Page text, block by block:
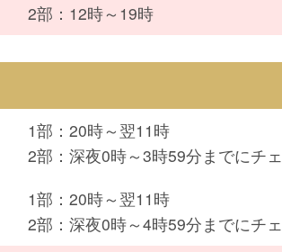
2部：12時～19時
1部：20時～翌11時
2部：深夜0時～3時59分までにチ
1部：20時～翌11時
2部：深夜0時～4時59分までにチ